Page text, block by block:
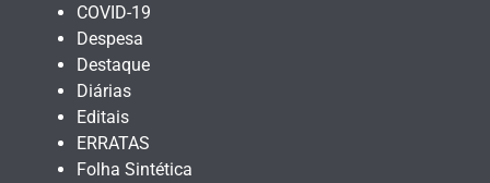
COVID-19
Despesa
Destaque
Diárias
Editais
ERRATAS
Folha Sintética